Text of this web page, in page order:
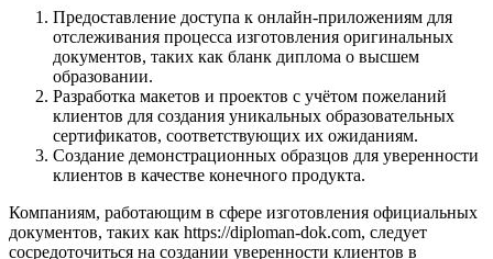
Предоставление доступа к онлайн-приложениям для
отслеживания процесса изготовления оригинальных
документов, таких как бланк диплома о высшем
образовании.
Разработка макетов и проектов с учётом пожеланий
клиентов для создания уникальных образовательных
сертификатов, соответствующих их ожиданиям.
Создание демонстрационных образцов для уверенности
клиентов в качестве конечного продукта.
Компаниям, работающим в сфере изготовления официальных
документов, таких как https://diploman-dok.com, следует
сосредоточиться на создании уверенности клиентов в